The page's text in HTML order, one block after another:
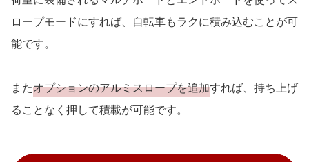
ロープモードにすれば、自転車もラクに積み込むことが可
能です。
またオプションのアルミスロープを追加すれば、持ち上げ
ることなく押して積載が可能です。